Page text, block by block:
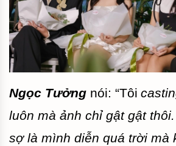
Ngọc Tưởng nói: “Tôi
luôn mà ảnh chỉ gật gật
sợ là mình diễn quá trời mà